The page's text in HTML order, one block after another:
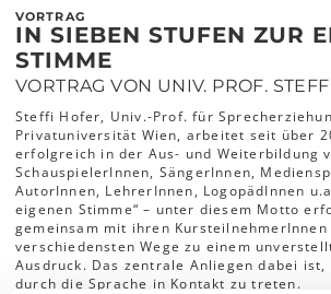
VORTRAG
IN SIEBEN STUFEN ZUR
STIMME
VORTRAG VON UNIV. PROF.
Steffi Hofer, Univ.-Prof. für
Privatuniversität Wien, arbeitet seit über
erfolgreich in der Aus- und Weiterbildung
SchauspielerInnen, SängerInnen,
AutorInnen, LehrerInnen, LogopädInnen
eigenen Stimme“ – unter diesem Motto
gemeinsam mit ihren KursteilnehmerInnen
verschiedensten Wege zu einem
Ausdruck. Das zentrale Anliegen dabei ist,
durch die Sprache in Kontakt zu treten.